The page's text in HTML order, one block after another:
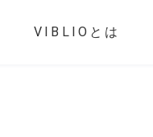
VIBLIOとは